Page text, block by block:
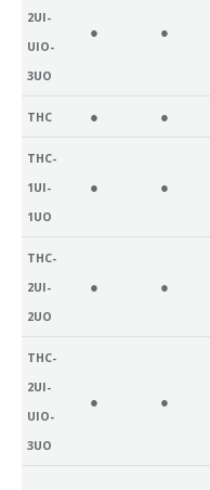
2UI-
UIO-
3UO
● ●
THC ● ●
THC-
1UI-
1UO
● ●
THC-
2UI-
2UO
● ●
THC-
2UI-
UIO-
3UO
● ●